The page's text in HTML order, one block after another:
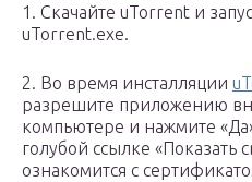
1. Скачайте uTorrent и
uTorrent.exe.
2. Во время инсталляции
разрешите приложению
компьютере и нажмите
голубой ссылке «Показать
ознакомится с